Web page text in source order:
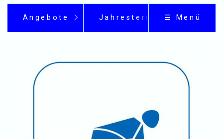
Angebote Jahrestermine☰ Menü